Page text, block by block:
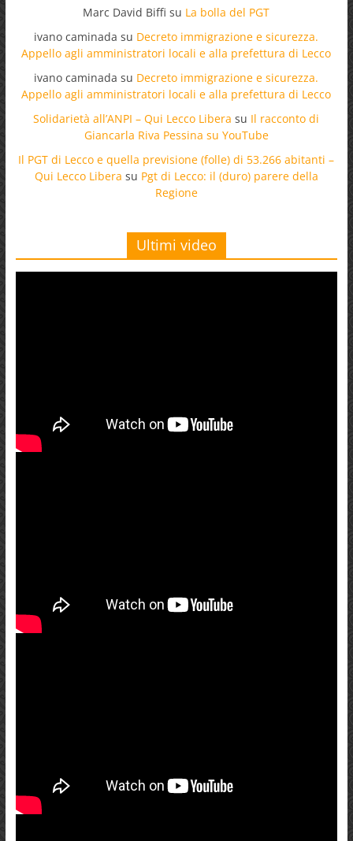
Marc David Biffi su La bolla del PGT
ivano caminada su Decreto immigrazione e sicurezza.
Appello agli amministratori locali e alla prefettura di Lecco
ivano caminada su Decreto immigrazione e sicurezza.
Appello agli amministratori locali e alla prefettura di Lecco
Solidarietà all’ANPI – Qui Lecco Libera su Il racconto di
Giancarla Riva Pessina su YouTube
Il PGT di Lecco e quella previsione (folle) di 53.266 abitanti –
Qui Lecco Libera su Pgt di Lecco: il (duro) parere della
Regione
Ultimi video